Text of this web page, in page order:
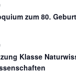
zum 80.
Klasse